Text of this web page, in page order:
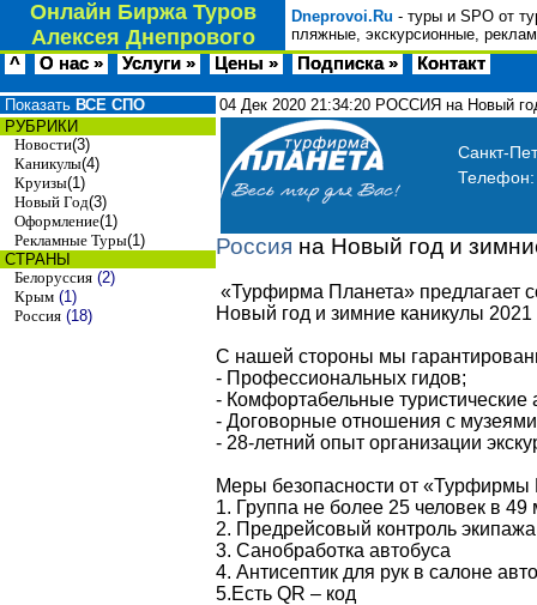
Онлайн Биржа Туров
Алексея Днепрового
Dneprovoi.Ru - туры и SPO от
пляжные, экскурсионные,
^ О нас » Услуги » Цены » Подписка » Контакт
Показать ВСЕ СПО
РУБРИКИ
Новости(3)
Каникулы(4)
Круизы(1)
Новый Год(3)
Оформление(1)
Рекламные Туры(1)
СТРАНЫ
Белоруссия (2)
Крым (1)
Россия (18)
04 Дек 2020 21:34:20 РОССИЯ на Новый
Санкт-
Россия на Новый год и
«Турфирма Планета» предлагает
Новый год и зимние каникулы 2021
С нашей стороны мы
- Профессиональных гидов;
- Комфортабельные туристические
- Договорные отношения с
- 28-летний опыт организации
Меры безопасности от «Турфирмы
1. Группа не более 25 человек в 49
2. Предрейсовый контроль экипажа
3. Санобработка автобуса
4. Антисептик для рук в салоне
5.Есть QR – код